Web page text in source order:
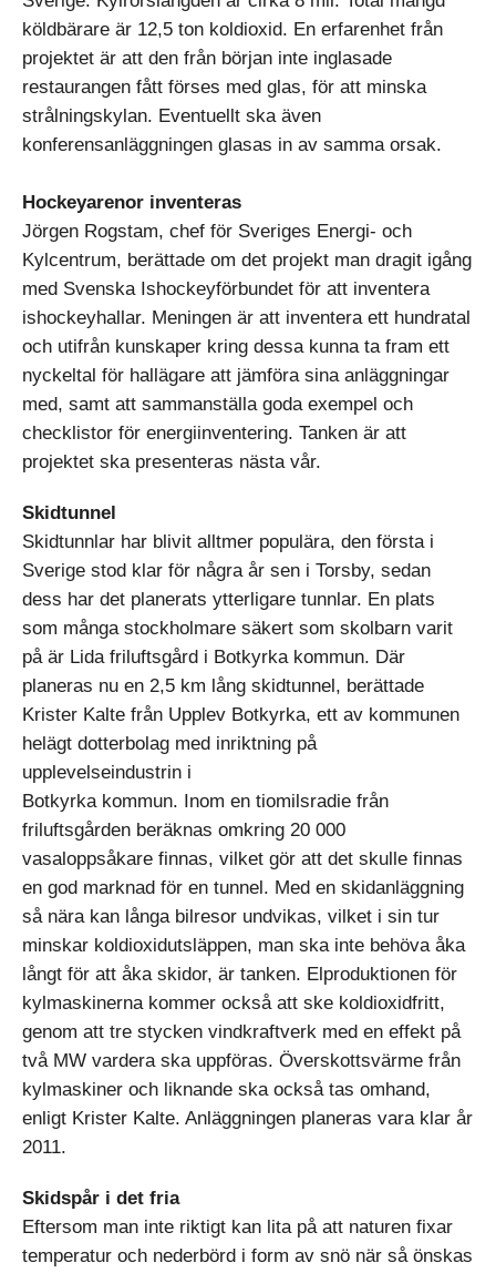
köldbärare är 12,5 ton koldioxid. En erfarenhet från
projektet är att den från början inte inglasade
restaurangen fått förses med glas, för att minska
strålningskylan. Eventuellt ska även
konferensanläggningen glasas in av samma orsak.
Hockeyarenor inventeras
Jörgen Rogstam, chef för Sveriges Energi- och
Kylcentrum, berättade om det projekt man dragit igång
med Svenska Ishockeyförbundet för att inventera
ishockeyhallar. Meningen är att inventera ett hundratal
och utifrån kunskaper kring dessa kunna ta fram ett
nyckeltal för hallägare att jämföra sina anläggningar
med, samt att sammanställa goda exempel och
checklistor för energiinventering. Tanken är att
projektet ska presenteras nästa vår.
Skidtunnel
Skidtunnlar har blivit alltmer populära, den första i
Sverige stod klar för några år sen i Torsby, sedan
dess har det planerats ytterligare tunnlar. En plats
som många stockholmare säkert som skolbarn varit
på är Lida friluftsgård i Botkyrka kommun. Där
planeras nu en 2,5 km lång skidtunnel, berättade
Krister Kalte från Upplev Botkyrka, ett av kommunen
helägt dotterbolag med inriktning på
upplevelseindustrin i
Botkyrka kommun. Inom en tiomilsradie från
friluftsgården beräknas omkring 20 000
vasaloppsåkare finnas, vilket gör att det skulle finnas
en god marknad för en tunnel. Med en skidanläggning
så nära kan långa bilresor undvikas, vilket i sin tur
minskar koldioxidutsläppen, man ska inte behöva åka
långt för att åka skidor, är tanken. Elproduktionen för
kylmaskinerna kommer också att ske koldioxidfritt,
genom att tre stycken vindkraftverk med en effekt på
två MW vardera ska uppföras. Överskottsvärme från
kylmaskiner och liknande ska också tas omhand,
enligt Krister Kalte. Anläggningen planeras vara klar år
2011.
Skidspår i det fria
Eftersom man inte riktigt kan lita på att naturen fixar
temperatur och nederbörd i form av snö när så önskas